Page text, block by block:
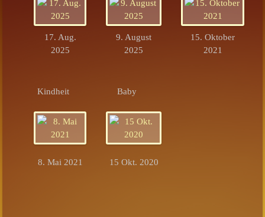
17. Aug.
2025
9. August
2025
15. Oktober
2021
Kindheit Baby
8. Mai 2021 15 Okt. 2020